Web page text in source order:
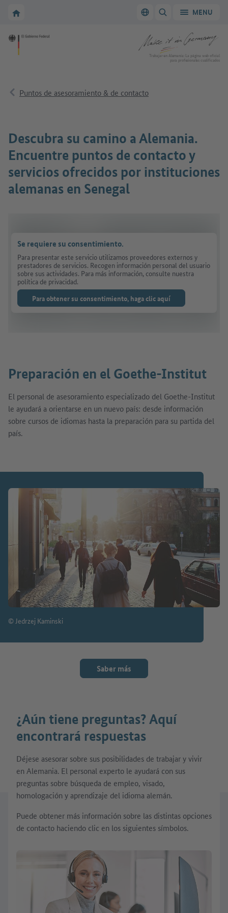
A la página de inicio de Make it in GermanyCambiar el idioma
MOSTRAR/MENU
A la página de inicio de Make it in Germany
Trabajar en Alemania: La página web oficial
para profesionales cualificados
Puntos de asesoramiento & de contacto
Descubra su camino a Alemania.
Encuentre puntos de contacto y
servicios ofrecidos por instituciones
alemanas en Senegal
Se requiere su consentimiento.
Para presentar este servicio utilizamos proveedores externos y
prestadores de servicios. Recogen información personal del usuario
sobre sus actividades. Para más información, consulte nuestra
política de privacidad.
Para obtener su consentimiento, haga clic aquí
Preparación en el Goethe-Institut
El personal de asesoramiento especializado del Goethe-Institut
le ayudará a orientarse en un nuevo país: desde información
sobre cursos de idiomas hasta la preparación para su partida del
país.
Saber más
© Jedrzej Kaminski
¿Aún tiene preguntas? Aquí
encontrará respuestas
Déjese asesorar sobre sus posibilidades de trabajar y vivir
en Alemania. El personal experto le ayudará con sus
preguntas sobre búsqueda de empleo, visado,
homologación y aprendizaje del idioma alemán.
Puede obtener más información sobre las distintas opciones
de contacto haciendo clic en los siguientes símbolos.